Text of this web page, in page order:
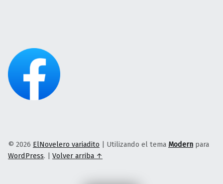
© 2026 ElNovelero variadito | Utilizando el tema Modern para
WordPress. | Volver arriba ↑